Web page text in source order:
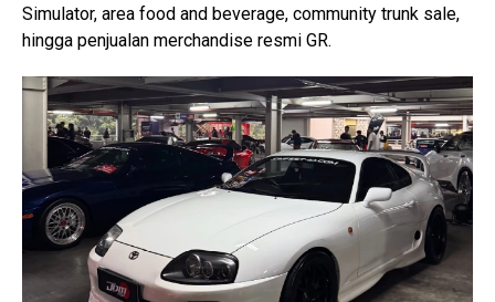
Simulator, area food and beverage, community trunk sale,
hingga penjualan merchandise resmi GR.